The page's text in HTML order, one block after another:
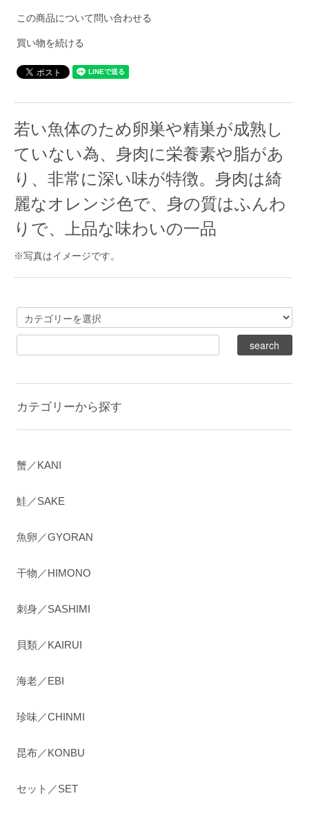
この商品について問い合わせる
買い物を続ける
若い魚体のため卵巣や精巣が成熟し
ていない為、身肉に栄養素や脂があ
り、非常に深い味が特徴。身肉は綺
麗なオレンジ色で、身の質はふんわ
りで、上品な味わいの一品
※写真はイメージです。
カテゴリーから探す
蟹／KANI
鮭／SAKE
魚卵／GYORAN
干物／HIMONO
刺身／SASHIMI
貝類／KAIRUI
海老／EBI
珍味／CHINMI
昆布／KONBU
セット／SET